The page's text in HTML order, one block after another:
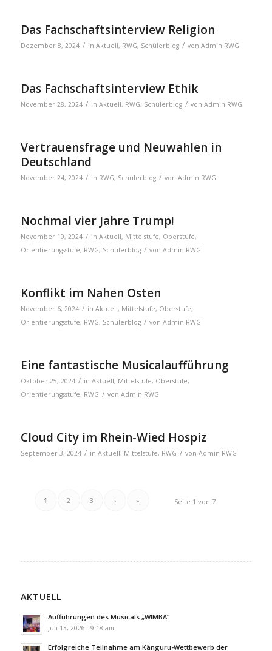
Das Fachschaftsinterview Religion
Dezember 8, 2024 / in Aktuell, RWG, Schülerblog / von Admin RWG
Das Fachschaftsinterview Ethik
November 28, 2024 / in Aktuell, RWG, Schülerblog / von Admin RWG
Vertrauensfrage und Neuwahlen in
Deutschland
November 24, 2024 / in RWG, Schülerblog / von Admin RWG
Nochmal vier Jahre Trump!
November 10, 2024 / in Aktuell, Mittelstufe, Oberstufe,
Orientierungsstufe, RWG, Schülerblog / von Admin RWG
Konflikt im Nahen Osten
November 6, 2024 / in Aktuell, Mittelstufe, Oberstufe,
Orientierungsstufe, RWG, Schülerblog / von Admin RWG
Eine fantastische Musicalaufführung
Oktober 25, 2024 / in Aktuell, Mittelstufe, Oberstufe,
Orientierungsstufe, RWG / von Admin RWG
Cloud City im Rhein-Wied Hospiz
September 3, 2024 / in Aktuell, Mittelstufe, RWG / von Admin RWG
Seite 1 von 7
1 2 3 › »
AKTUELL
Aufführungen des Musicals „WIMBA“
Juli 13, 2026 - 9:18 am
Erfolgreiche Teilnahme am Känguru-Wettbewerb der